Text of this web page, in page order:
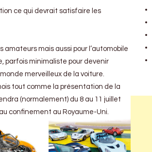
ce qui devrait satisfaire les
mais aussi pour l’automobile
parfois minimaliste pour devenir
merveilleux de la voiture.
tout comme la présentation de la
(normalement) du 8 au 11 juillet
confinement au Royaume-Uni.